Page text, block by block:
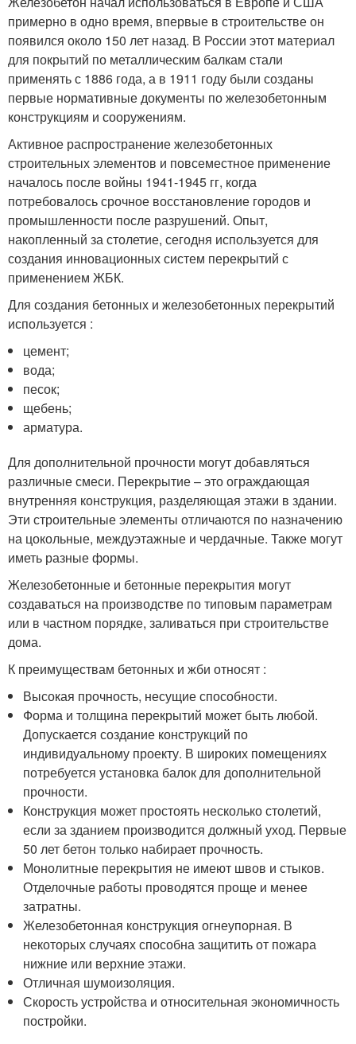
примерно в одно время, впервые в строительстве он
появился около 150 лет назад. В России этот материал
для покрытий по металлическим балкам стали
применять с 1886 года, а в 1911 году были созданы
первые нормативные документы по железобетонным
конструкциям и сооружениям.
Активное распространение железобетонных
строительных элементов и повсеместное применение
началось после войны 1941-1945 гг, когда
потребовалось срочное восстановление городов и
промышленности после разрушений. Опыт,
накопленный за столетие, сегодня используется для
создания инновационных систем перекрытий с
применением ЖБК.
Для создания бетонных и железобетонных перекрытий
используется :
цемент;
вода;
песок;
щебень;
арматура.
Для дополнительной прочности могут добавляться
различные смеси. Перекрытие – это ограждающая
внутренняя конструкция, разделяющая этажи в здании.
Эти строительные элементы отличаются по назначению
на цокольные, междуэтажные и чердачные. Также могут
иметь разные формы.
Железобетонные и бетонные перекрытия могут
создаваться на производстве по типовым параметрам
или в частном порядке, заливаться при строительстве
дома.
К преимуществам бетонных и жби относят :
Высокая прочность, несущие способности.
Форма и толщина перекрытий может быть любой.
Допускается создание конструкций по
индивидуальному проекту. В широких помещениях
потребуется установка балок для дополнительной
прочности.
Конструкция может простоять несколько столетий,
если за зданием производится должный уход. Первые
50 лет бетон только набирает прочность.
Монолитные перекрытия не имеют швов и стыков.
Отделочные работы проводятся проще и менее
затратны.
Железобетонная конструкция огнеупорная. В
некоторых случаях способна защитить от пожара
нижние или верхние этажи.
Отличная шумоизоляция.
Скорость устройства и относительная экономичность
постройки.